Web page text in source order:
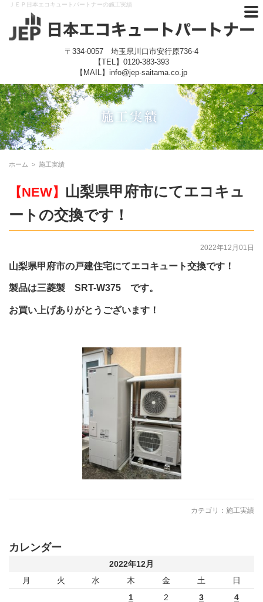
ＪＥＰ日本エコキュートパートナーの施工実績
〒334-0057 埼玉県川口市安行原736-4
【TEL】 0120-383-393
【MAIL】info@jep-saitama.co.jp
ホーム > 施工実績
【NEW】 山梨県甲府市にてエコキュ
ートの交換です！
2022年12月01日
山梨県甲府市の戸建住宅にてエコキュート交換です！
製品は三菱製 SRT-W375 です。
お買い上げありがとうございます！
カテゴリ： 施工実績
カレンダー
2022年12月
月
火 水 木 金 土 日
1 2 3
4